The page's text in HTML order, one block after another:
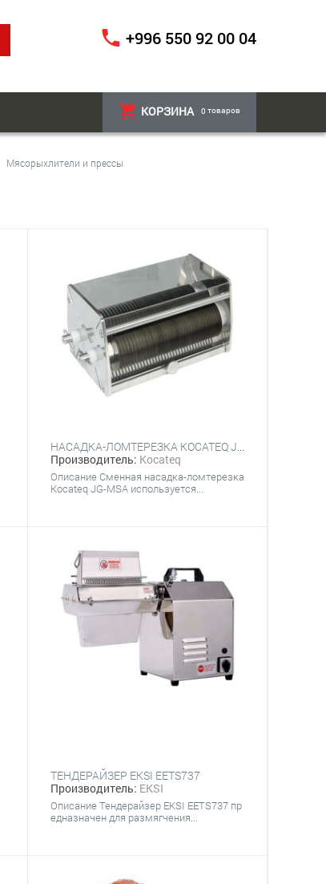
+996 550 92 00 04
КОРЗИНА 0 товаров
Мясорыхлители и прессы
НАСАДКА-ЛОМТЕРЕЗКА KOCATEQ JG-MSA
Производитель: Kocateq
Описание Сменная насадка-ломтерезка
Kocateq JG-MSA используется...
ТЕНДЕРАЙЗЕР EKSI EETS737
Производитель: EKSI
Описание Тендерайзер EKSI EETS737 пр
едназначен для размягчения...